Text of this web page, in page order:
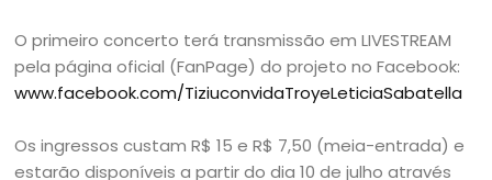
O primeiro concerto terá transmissão em LIVESTREAM
pela página oficial (FanPage) do projeto no Facebook:
www.facebook.com/TiziuconvidaTroyeLeticiaSabatella
Os ingressos custam R$ 15 e R$ 7,50 (meia-entrada) e
estarão disponíveis a partir do dia 10 de julho através